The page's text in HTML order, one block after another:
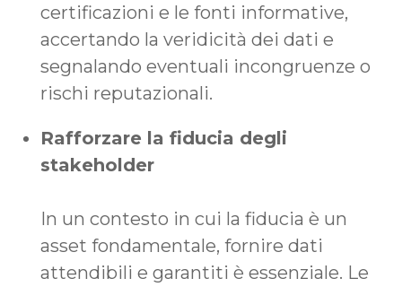
certificazioni e le fonti informative,
accertando la veridicità dei dati e
segnalando eventuali incongruenze o
rischi reputazionali.
Rafforzare la fiducia degli
stakeholder
In un contesto in cui la fiducia è un
asset fondamentale, fornire dati
attendibili e garantiti è essenziale. Le